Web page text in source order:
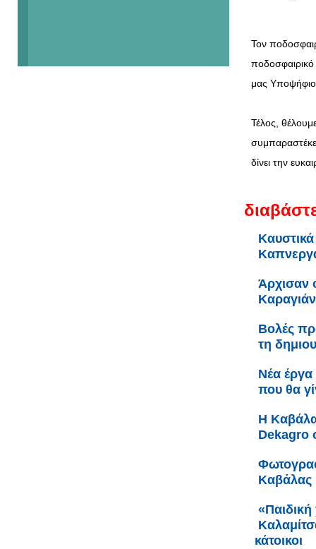
Τον
μας
Τέλος,
δίνει την
Άρχισαν
Βολές
τη
Νέα έργα
που θα
Η Καβάλα
Dekagro
Καβάλας
κάτοικοι